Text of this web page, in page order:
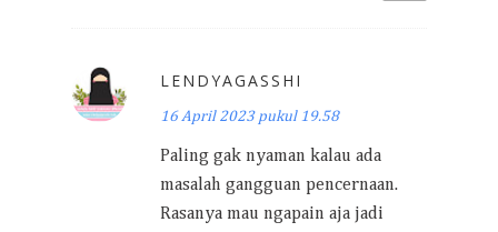
LENDYAGASSHI
16 April 2023 pukul 19.58
Paling gak nyaman kalau ada
masalah gangguan pencernaan.
Rasanya mau ngapain aja jadi